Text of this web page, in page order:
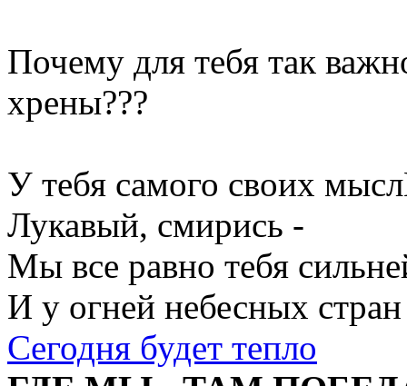
Почему для тебя так
хрены???
У тебя самого своих
Лукавый, смирись -
Мы все равно тебя
И у огней небесных стран
Сегодня будет тепло